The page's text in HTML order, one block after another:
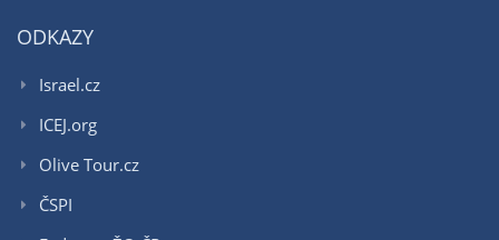
ODKAZY
Israel.cz
ICEJ.org
Olive Tour.cz
ČSPI